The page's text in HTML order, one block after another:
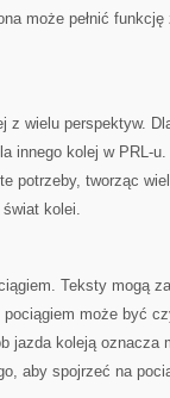
może pełnić
z wielu perspektyw.
innego kolej w PRL-
potrzeby, tworząc
kolei.
Teksty mogą
może być
jazda koleją oznacza
aby spojrzeć na